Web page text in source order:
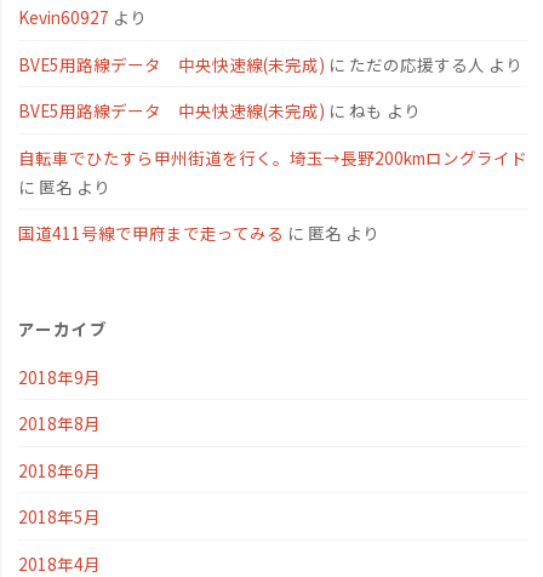
Kevin60927 より
BVE5用路線データ 中央快速線(未完成) に ただの応援する人 より
BVE5用路線データ 中央快速線(未完成) に ねも より
自転車でひたすら甲州街道を行く。埼玉→長野200kmロングライド
に 匿名 より
国道411号線で甲府まで走ってみる に 匿名 より
アーカイブ
2018年9月
2018年8月
2018年6月
2018年5月
2018年4月